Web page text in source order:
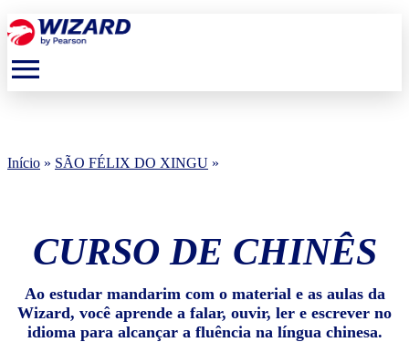
menu
Início » SÃO FÉLIX DO XINGU »
CURSO DE CHINÊS
Ao estudar mandarim com o material e as aulas da
Wizard, você aprende a falar, ouvir, ler e escrever no
idioma para alcançar a fluência na língua chinesa.